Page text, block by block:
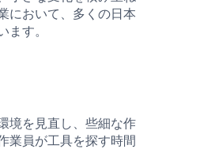
において、多くの日本
す。
境を見直し、些細な作
業員が工具を探す時間